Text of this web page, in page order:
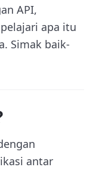
API,
apa itu
Simak baik-
antar